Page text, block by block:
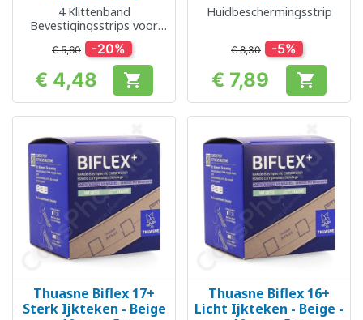
4 Klittenband
Bevestigingsstrips voor
Biflex
€ 5,60 -20%
Prijs
€ 4,48 
Huidbeschermingsstrip
€ 8,30 -5%
Prijs
€ 7,89 
Thuasne Biflex 17+
Sterk Ijkteken - Beige
Thuasne Biflex 16+
Licht Ijkteken - Beige -